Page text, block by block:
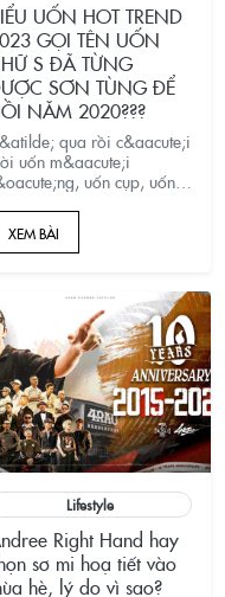
UỐN HOT TREND
GỌI TÊN UỐN
S ĐÃ TỪNG
SƠN TÙNG ĐỂ
NĂM 2020???
qua rồi c&aacute;i
uốn m&aacute;i
uốn cụp, uốn
S đang chiếm s&oacute;ng
trong giới l&agrave;m
nam v&agrave;
khi đến 4RAU!
XEM BÀI
Lifestyle
Right Hand hay
sơ mi hoạ tiết vào
hè, lý do vì sao?